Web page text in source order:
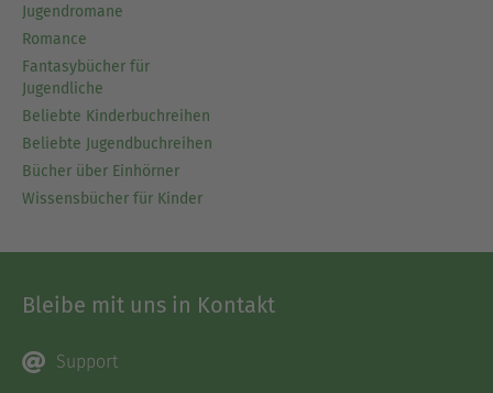
Jugendromane
Romance
Fantasybücher für
Jugendliche
Beliebte Kinderbuchreihen
Beliebte Jugendbuchreihen
Bücher über Einhörner
Wissensbücher für Kinder
Bleibe mit uns in Kontakt
Support